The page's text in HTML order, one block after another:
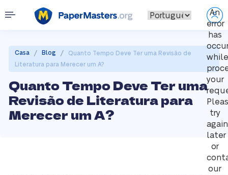
An
error
has
while
your
try
again
later
or
our
Casa / Blog /
Quanto Tempo Deve Ter uma Revisão de
Literatura para Merecer um A?
Quanto Tempo Deve Ter uma
Revisão de Literatura para
Merecer um A?